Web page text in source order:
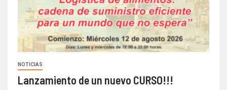
NOTICIAS
Lanzamiento de un nuevo CURSO!!!